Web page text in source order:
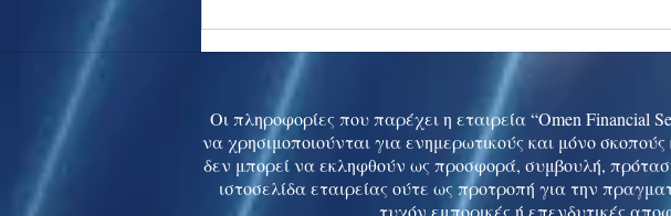
to 5-mth high
Οι πληροφορίες που παρέχει η εταιρεία “Omen Financial
να χρησιμοποιούνται για ενημερωτικούς και μόνο
δεν μπορεί να εκληφθούν ως προσφορά, συμβουλή,
ιστοσελίδα εταιρείας ούτε ως προτροπή για την